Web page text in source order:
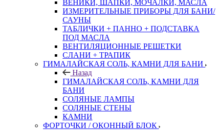
ВЕНИКИ, ШАПКИ, МОЧАЛКИ, МАСЛА
ИЗМЕРИТЕЛЬНЫЕ ПРИБОРЫ ДЛЯ БАНИ/
САУНЫ
ТАБЛИЧКИ + ПАННО + ПОДСТАВКА
ПОД МАСЛА
ВЕНТИЛЯЦИОННЫЕ РЕШЕТКИ
СЛАНИ + ТРАПИК
ГИМАЛАЙСКАЯ СОЛЬ, КАМНИ ДЛЯ БАНИ
Назад
ГИМАЛАЙСКАЯ СОЛЬ, КАМНИ ДЛЯ
БАНИ
СОЛЯНЫЕ ЛАМПЫ
СОЛЯНЫЕ СТЕНЫ
КАМНИ
ФОРТОЧКИ / ОКОННЫЙ БЛОК